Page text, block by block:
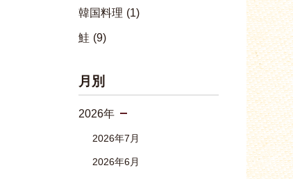
韓国料理 (1)
鮭 (9)
月別
2026年
2026年7月
2026年6月